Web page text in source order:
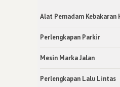
Alat Pemadam Kebakaran
Perlengkapan Parkir
Mesin Marka Jalan
Perlengkapan Lalu Lintas